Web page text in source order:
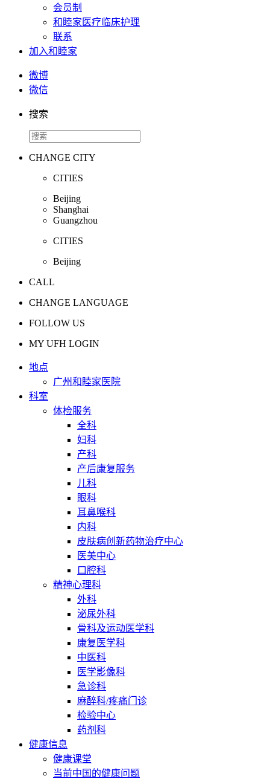
会员制
和睦家医疗临床护理
联系
加入和睦家
微博
微信
搜索
CHANGE CITY
CITIES
Beijing
Shanghai
Guangzhou
CITIES
Beijing
CALL
CHANGE LANGUAGE
FOLLOW US
MY UFH LOGIN
地点
广州和睦家医院
科室
体检服务
全科
妇科
产科
产后康复服务
儿科
眼科
耳鼻喉科
内科
皮肤病创新药物治疗中心
医美中心
口腔科
精神心理科
外科
泌尿外科
骨科及运动医学科
康复医学科
中医科
医学影像科
急诊科
麻醉科/疼痛门诊
检验中心
药剂科
健康信息
健康课堂
当前中国的健康问题